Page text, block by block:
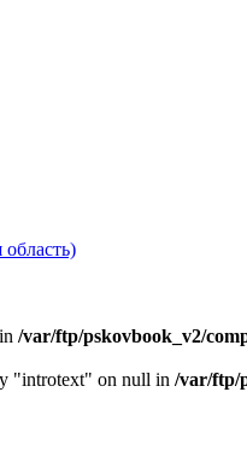
/var/ftp/pskovbook_v2/
"introtext" on null in /var/ftp/